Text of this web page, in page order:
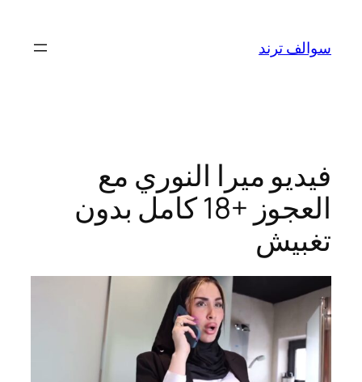
المحتوى
سوالف ترند
فيديو ميرا النوري مع
العجوز +18 كامل بدون
تغبيش